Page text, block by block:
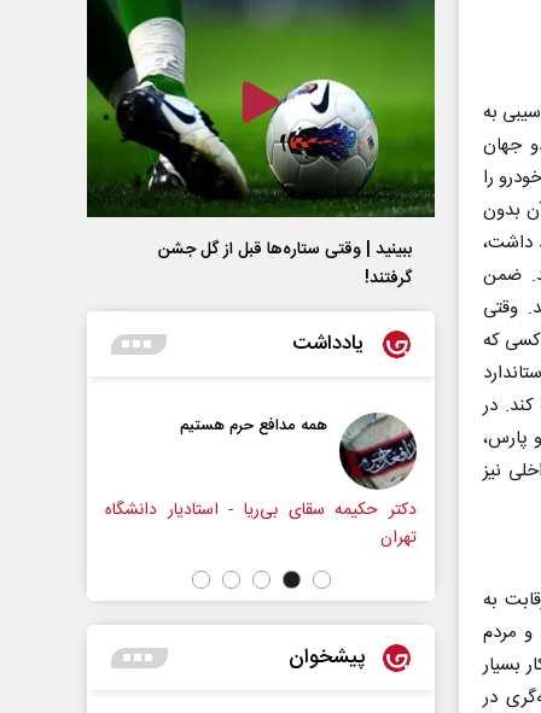
به
جهان
ارزان‌ترین خودرو را
آن بدون
داشت،
ضمن
وقتی
می‌شود، کسی که
در
پارس،
نیز
به
و مردم
بسیار
در
ببینید | وقتی ستاره‌ها قبل از گل جشن
گرفتند!
یادداشت
حرم هستیم
- استادیار دانشگاه
حکایت یک تاریخ و دو زندگی
پیشخوان